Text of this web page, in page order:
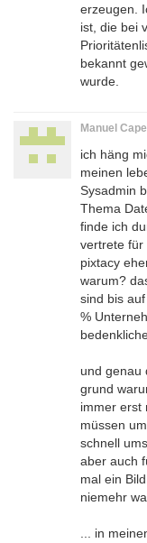
erzeugen.
ist, die bei
bekannt
wurde.
Manuel
ich häng
meinen
Sysadmin
Thema
finde ich
vertrete für
pixtacy
warum?
sind bis
%
und genau
grund
immer erst
müssen
schnell
aber auch
mal ein
niemehr
... in